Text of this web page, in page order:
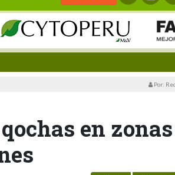
Por:
en zonas